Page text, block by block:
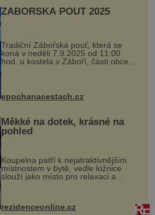
ZÁBOŘSKÁ POUŤ 2025
Tradiční Zábořská pouť, která se
koná v neděli 7.9.2025 od 11:00
hod. u kostela v Záboří, části obce
Kly u Mělníka. V programu naleznete
komentovanou prohlídku kostela,
epochanacestach.cz
Měkké na dotek, krásné na
pohled
Koupelna patří k nejatraktivnějším
místnostem v bytě, vedle ložnice
slouží jako místo pro relaxaci a
odpočinek. Koupelnový textil –
ručníky, osušky a koberečky –
mohou jako mávnutím kouzelného
proutku...
rezidenceonline.cz